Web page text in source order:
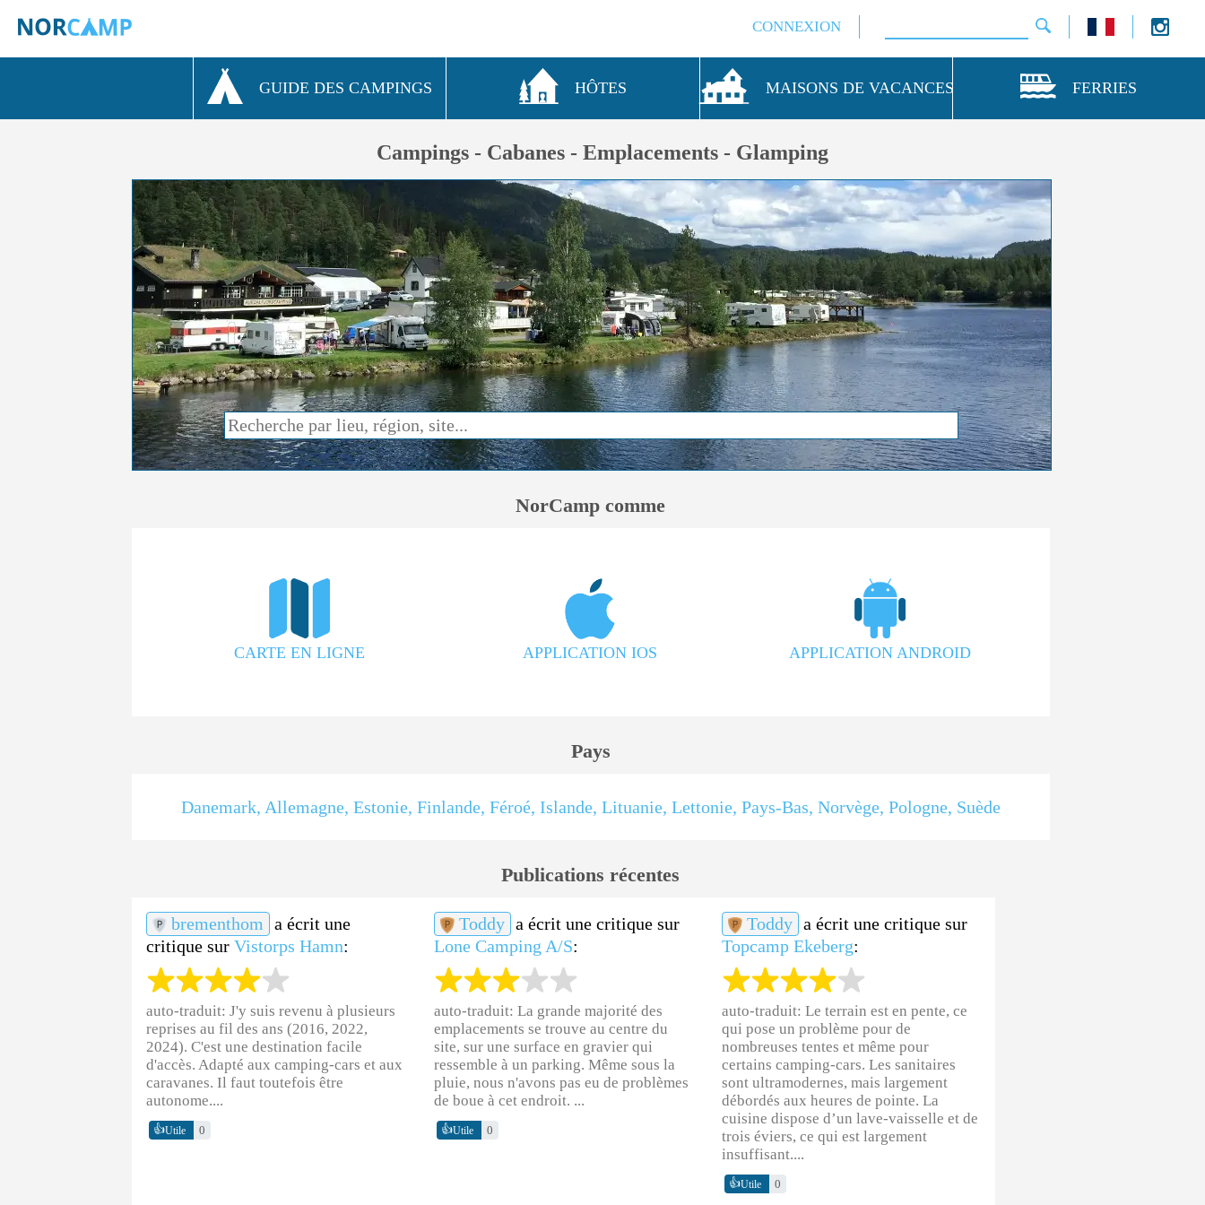
CONNEXION
GUIDE DES CAMPINGS HÔTES MAISONS DE VACANCES FERRIES
Campings - Cabanes - Emplacements - Glamping
NorCamp comme
CARTE EN LIGNE APPLICATION IOS APPLICATION ANDROID
Pays
Danemark, Allemagne, Estonie, Finlande, Féroé, Islande, Lituanie, Lettonie, Pays-Bas, Norvège, Pologne, Suède
Publications récentes
brementhom
a écrit une
critique sur Vistorps Hamn:
auto-traduit: J'y suis revenu à plusieurs
reprises au fil des ans (2016, 2022,
2024). C'est une destination facile
d'accès. Adapté aux camping-cars et aux
caravanes. Il faut toutefois être
autonome....
👍Utile 0
Toddy a écrit une critique sur
Lone Camping A/S:
auto-traduit: La grande majorité des
emplacements se trouve au centre du
site, sur une surface en gravier qui
ressemble à un parking. Même sous la
pluie, nous n'avons pas eu de problèmes
de boue à cet endroit. ...
👍Utile 0
Toddy a écrit une critique sur
Topcamp Ekeberg:
auto-traduit: Le terrain est en pente, ce
qui pose un problème pour de
nombreuses tentes et même pour
certains camping-cars. Les sanitaires
sont ultramodernes, mais largement
débordés aux heures de pointe. La
cuisine dispose d’un lave-vaisselle et de
trois éviers, ce qui est largement
insuffisant....
👍Utile 0